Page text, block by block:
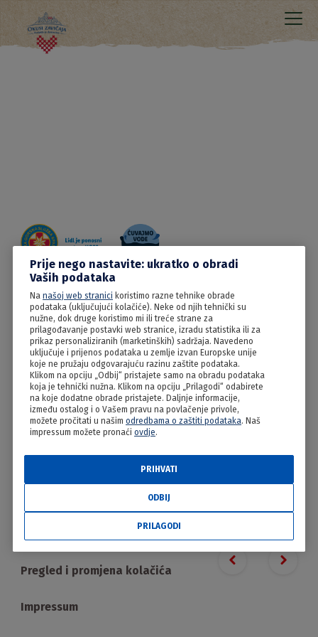
15.06.2022
Zelje, sir i vrhnje i jaja
Previous slide
Next
Pregled i promjena kolačića
Impressum
Prije nego nastavite: ukratko o obradi
Vaših podataka
Na našoj web stranici koristimo razne tehnike obrade
podataka (uključujući kolačiće). Neke od njih tehnički su
nužne, dok druge koristimo mi ili treće strane za
prilagođavanje postavki web stranice, izradu statistika ili za
prikaz personaliziranih (marketinških) sadržaja. Navedeno
uključuje i prijenos podataka u zemlje izvan Europske unije
koje ne pružaju odgovarajuću razinu zaštite podataka.
Klikom na opciju „Odbij“ pristajete samo na obradu podataka
koja je tehnički nužna. Klikom na opciju „Prilagodi“ odabirete
na koje dodatne obrade pristajete. Daljnje informacije,
između ostalog i o Vašem pravu na povlačenje privole,
možete pročitati u našim odredbama o zaštiti podataka. Naš
impressum možete pronaći ovdje.
ODBIJ
PRIHVATI
PRILAGODI